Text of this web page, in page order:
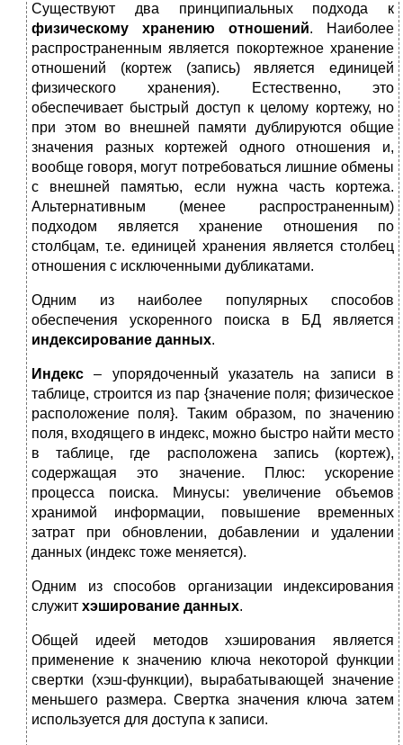
Существуют два принципиальных подхода к
физическому хранению отношений. Наиболее
распространенным является покортежное хранение
отношений (кортеж (запись) является единицей
физического хранения). Естественно, это
обеспечивает быстрый доступ к целому кортежу, но
при этом во внешней памяти дублируются общие
значения разных кортежей одного отношения и,
вообще говоря, могут потребоваться лишние обмены
с внешней памятью, если нужна часть кортежа.
Альтернативным (менее распространенным)
подходом является хранение отношения по
столбцам, т.е. единицей хранения является столбец
отношения с исключенными дубликатами.
Одним из наиболее популярных способов
обеспечения ускоренного поиска в БД является
индексирование данных.
Индекс – упорядоченный указатель на записи в
таблице, строится из пар {значение поля; физическое
расположение поля}. Таким образом, по значению
поля, входящего в индекс, можно быстро найти место
в таблице, где расположена запись (кортеж),
содержащая это значение. Плюс: ускорение
процесса поиска. Минусы: увеличение объемов
хранимой информации, повышение временных
затрат при обновлении, добавлении и удалении
данных (индекс тоже меняется).
Одним из способов организации индексирования
служит хэширование данных.
Общей идеей методов хэширования является
применение к значению ключа некоторой функции
свертки (хэш-функции), вырабатывающей значение
меньшего размера. Свертка значения ключа затем
используется для доступа к записи.